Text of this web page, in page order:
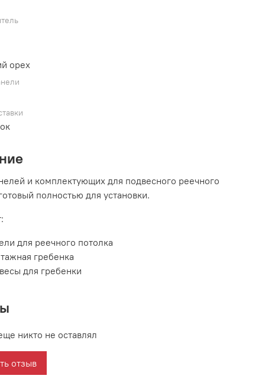
орех
и комплектующих для подвесного реечного
полностью для установки.
для реечного потолка
гребенка
для гребенки
никто не оставлял
отзыв